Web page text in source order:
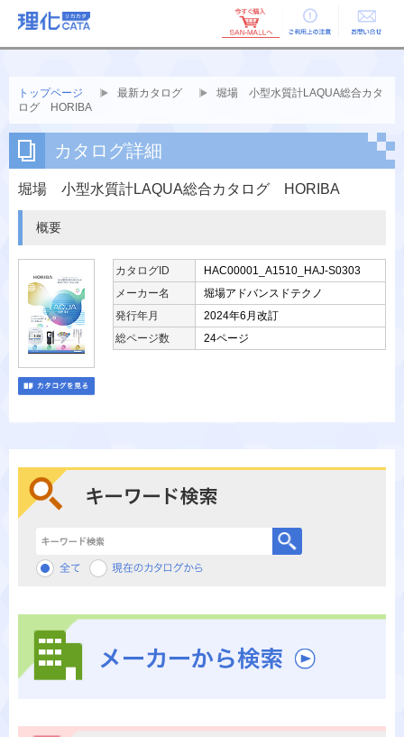
ご利用上の お問い合せ
トップページ 最新カタログ
堀場 小型水質計LAQUA総合カタ
ログ HORIBA
カタログ詳細
堀場 小型水質計LAQUA総合カタログ HORIBA
概要
カタログID
HAC00001_A1510_HAJ-S0303
メーカー名
堀場アドバンスドテクノ
発行年月
2024年6月改訂
総ページ数
24ページ
キーワード検索